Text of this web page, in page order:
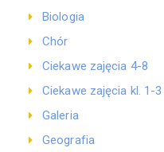
Biologia
Chór
Ciekawe zajęcia 4-8
Ciekawe zajęcia kl. 1-3
Galeria
Geografia